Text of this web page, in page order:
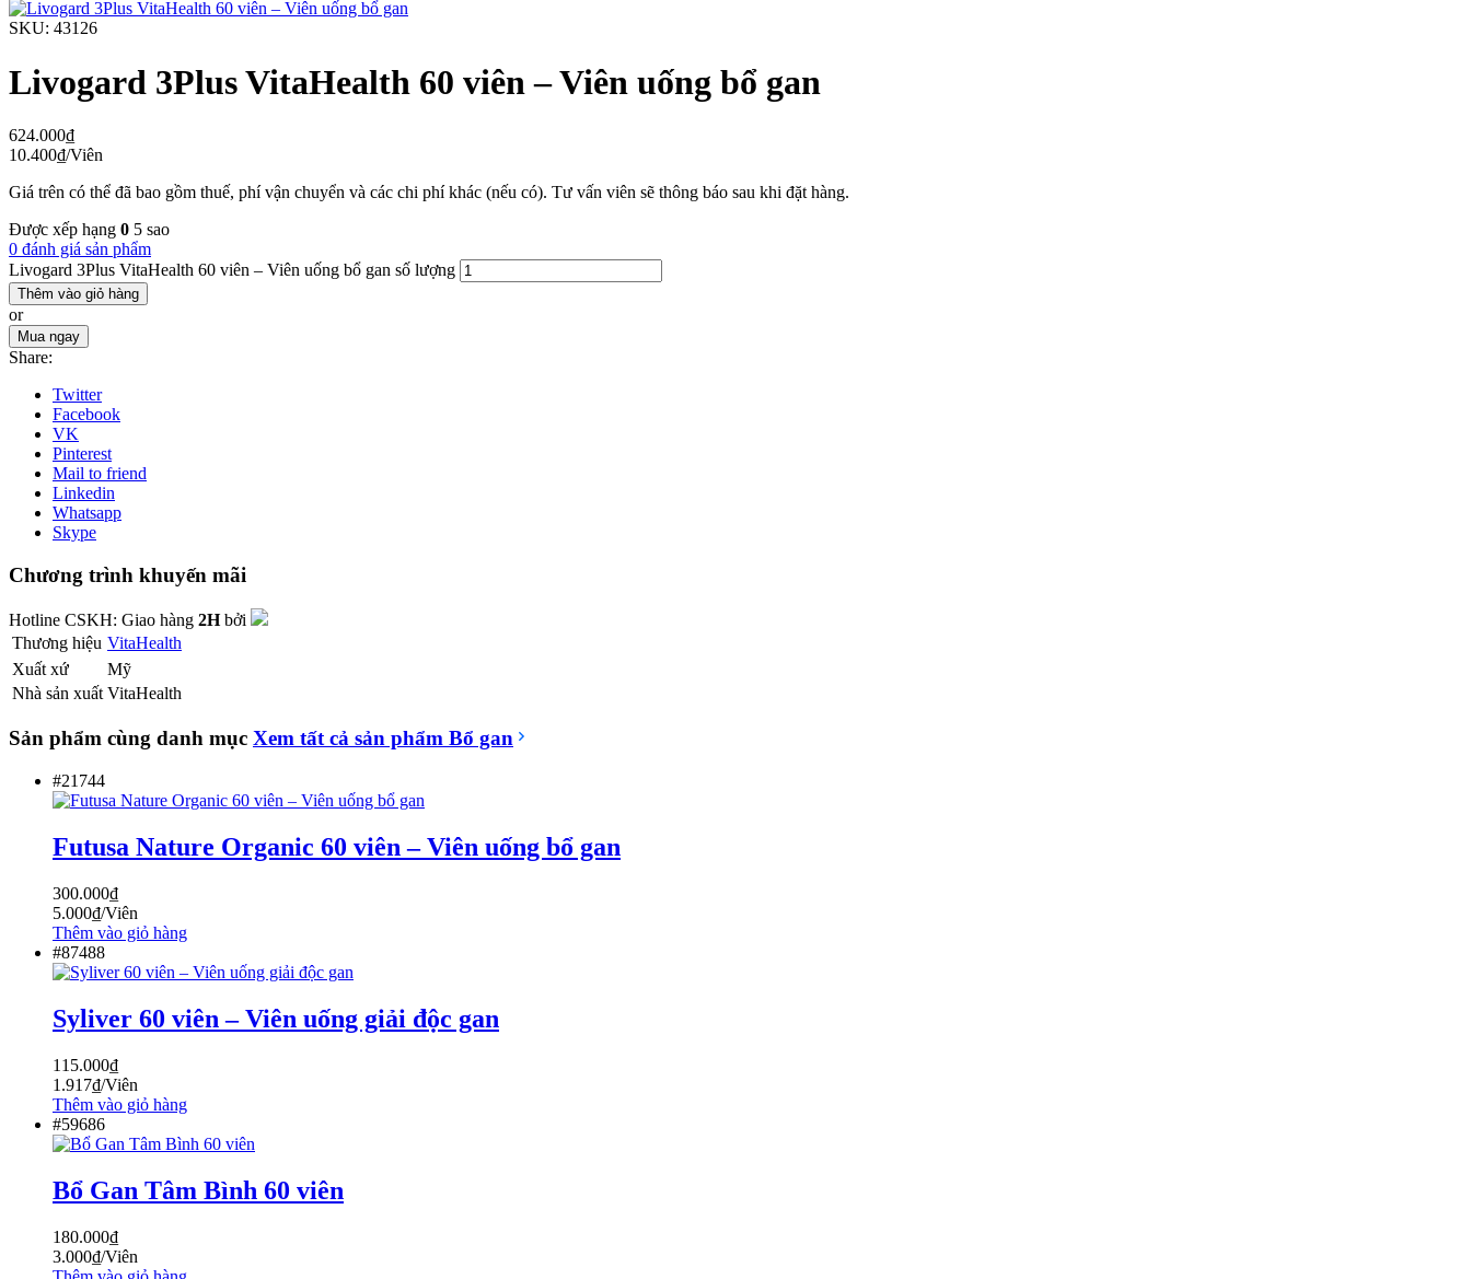
SKU: 43126
Livogard 3Plus VitaHealth 60 viên – Viên uống bổ gan
624.000₫
10.400₫/Viên
Giá trên có thể đã bao gồm thuế, phí vận chuyển và các chi phí khác (nếu có). Tư vấn viên sẽ thông báo sau khi đặt hàng.
Được xếp hạng 0 5 sao
0 đánh giá sản phẩm
Livogard 3Plus VitaHealth 60 viên – Viên uống bổ gan số lượng
Thêm vào giỏ hàng
or
Mua ngay
Share:
Twitter
Facebook
VK
Pinterest
Mail to friend
Linkedin
Whatsapp
Skype
Chương trình khuyến mãi
Hotline CSKH: Giao hàng 2Hbởi
Thương hiệu VitaHealth
Xuất xứ
Mỹ
Nhà sản xuất VitaHealth
Sản phẩm cùng danh mục Xem tất cả sản phẩm Bổ gan
#21744
Futusa Nature Organic 60 viên – Viên uống bổ gan
300.000₫
5.000₫/Viên
Thêm vào giỏ hàng
#87488
Syliver 60 viên – Viên uống giải độc gan
115.000₫
1.917₫/Viên
Thêm vào giỏ hàng
#59686
Bổ Gan Tâm Bình 60 viên
180.000₫
3.000₫/Viên